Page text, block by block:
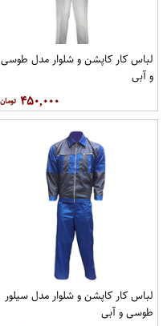
لباس کار کاپشن و شلوار مدل طوسی
و آبی
۴۵۰,۰۰۰
لباس کار کاپشن و شلوار مدل سیلور
طوسی و آبی